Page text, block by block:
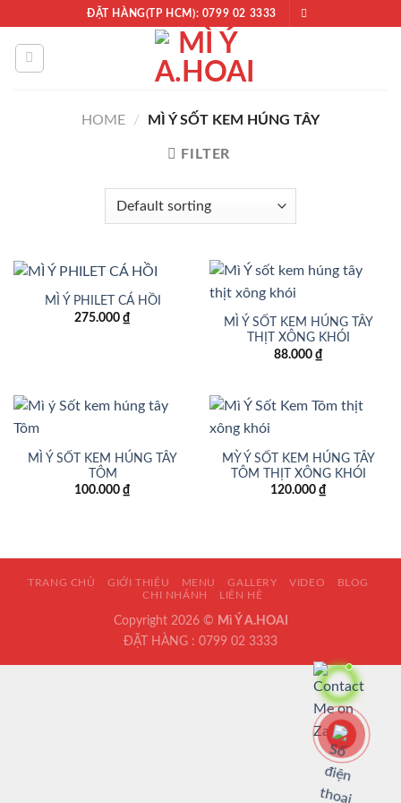
dung
ĐẶT HÀNG(TP HCM): 0799 02 3333
HOME / MÌ Ý SỐT KEM HÚNG TÂY
FILTER
MÌ Ý PHILET CÁ HỒI
275.000 ₫
MÌ Ý SỐT KEM HÚNG TÂY
THỊT XÔNG KHÓI
88.000 ₫
MÌ Ý SỐT KEM HÚNG TÂY
TÔM
100.000 ₫
MỲ Ý SỐT KEM HÚNG TÂY
TÔM THỊT XÔNG KHÓI
120.000 ₫
TRANG CHỦ GIỚI THIỆU MENU GALLERY VIDEO
BLOG
CHI NHÁNH
LIÊN HỆ
Copyright 2026 © Mì Ý A.HOAI
ĐẶT HÀNG : 0799 02 3333